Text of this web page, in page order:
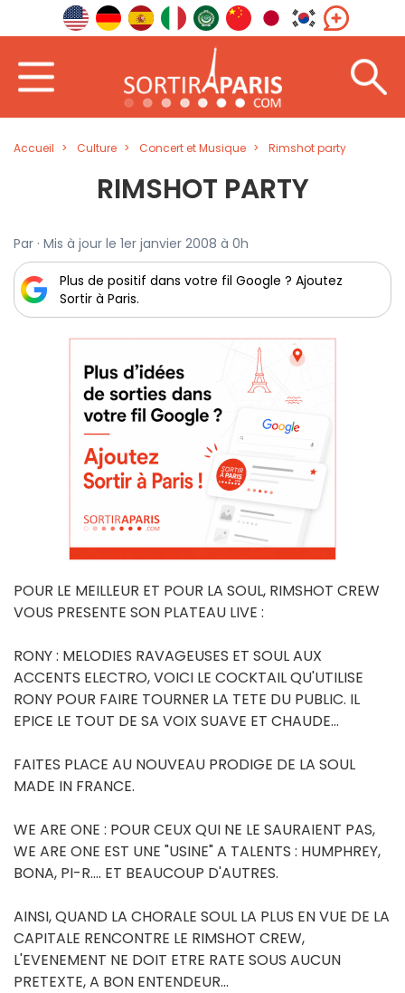
Accueil Culture Concert et Musique Rimshot party
RIMSHOT PARTY
Par · Mis à jour le 1er janvier 2008 à 0h
Plus de positif dans votre fil Google ? Ajoutez
Sortir à Paris.
POUR LE MEILLEUR ET POUR LA SOUL, RIMSHOT CREW
VOUS PRESENTE SON PLATEAU LIVE :
RONY : MELODIES RAVAGEUSES ET SOUL AUX
ACCENTS ELECTRO, VOICI LE COCKTAIL QU'UTILISE
RONY POUR FAIRE TOURNER LA TETE DU PUBLIC. IL
EPICE LE TOUT DE SA VOIX SUAVE ET CHAUDE...
FAITES PLACE AU NOUVEAU PRODIGE DE LA SOUL
MADE IN FRANCE.
WE ARE ONE : POUR CEUX QUI NE LE SAURAIENT PAS,
WE ARE ONE EST UNE "USINE" A TALENTS : HUMPHREY,
BONA, PI-R.... ET BEAUCOUP D'AUTRES.
AINSI, QUAND LA CHORALE SOUL LA PLUS EN VUE DE LA
CAPITALE RENCONTRE LE RIMSHOT CREW,
L'EVENEMENT NE DOIT ETRE RATE SOUS AUCUN
PRETEXTE, A BON ENTENDEUR...